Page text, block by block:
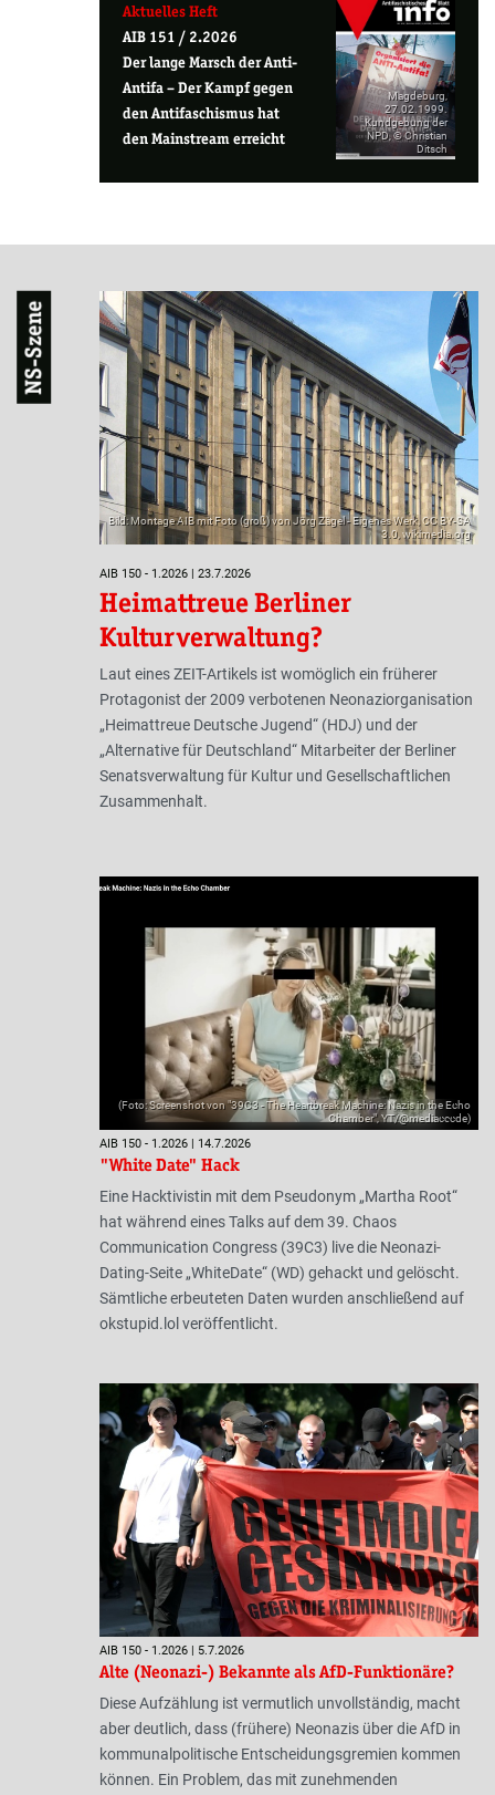
Aktuelles Heft
AIB 151 / 2.2026
Der lange Marsch der Anti-
Antifa – Der Kampf gegen
den Antifaschismus hat
den Mainstream erreicht
Magdeburg,
27.02.1999.
Kundgebung der
NPD, © Christian
Ditsch
NS-Szene
Bild: Montage AIB mit Foto (groß) von Jörg Zägel - Eigenes Werk, CC BY-SA
3.0, wikimedia.org
AIB 150 - 1.2026 | 23.7.2026
Heimattreue Berliner
Kulturverwaltung?
Laut eines ZEIT-Artikels ist womöglich ein früherer
Protagonist der 2009 verbotenen Neonaziorganisation
„Heimattreue Deutsche Jugend“ (HDJ) und der
„Alternative für Deutschland“ Mitarbeiter der Berliner
Senatsverwaltung für Kultur und Gesellschaftlichen
Zusammenhalt.
(Foto: Screenshot von "39C3 - The Heartbreak Machine: Nazis in the Echo
Chamber", YT/@mediacccde)
AIB 150 - 1.2026 | 14.7.2026
"White Date" Hack
Eine Hacktivistin mit dem Pseudonym „Martha Root“
hat während eines Talks auf dem 39. Chaos
Communication Congress (39C3) live die Neonazi-
Dating-Seite „WhiteDate“ (WD) gehackt und gelöscht.
Sämtliche erbeuteten Daten wurden anschließend auf
okstupid.lol veröffentlicht.
AIB 150 - 1.2026 | 5.7.2026
Alte (Neonazi-) Bekannte als AfD-Funktionäre?
Diese Aufzählung ist vermutlich unvollständig, macht
aber deutlich, dass (frühere) Neonazis über die AfD in
kommunalpolitische Entscheidungsgremien kommen
können. Ein Problem, das mit zunehmenden